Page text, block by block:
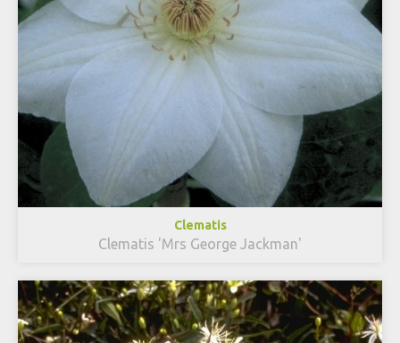
Clematis
Clematis 'Mrs George Jackman'